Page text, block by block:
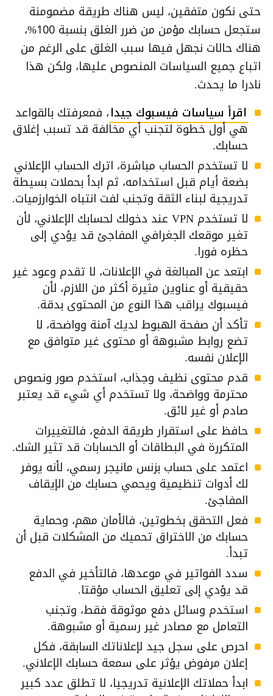
حتى نكون متفقين، ليس هناك طريقة مضمومنة
ستجعل حسابك مؤمن من ضرر الغلق بنسبة 100%،
هناك حالات نجهل فيها سبب الغلق على الرغم من
اتباع جميع السياسات المنصوص عليها، ولكن هذا
نادرا ما يحدث.
اقرأ سياسات فيسبوك جيدا، فمعرفتك بالقواعد
هي أول خطوة لتجنب أي مخالفة قد تسبب إغلاق
حسابك.
لا تستخدم الحساب مباشرة، اترك الحساب الإعلاني
بضعة أيام قبل استخدامه، ثم ابدأ بحملات بسيطة
تدريجية لبناء الثقة وتجنب لفت انتباه الخوارزميات.
لا تستخدم VPN عند دخولك لحسابك الإعلاني، لأن
تغير موقعك الجغرافي المفاجئ قد يؤدي إلى
حظره فورا.
ابتعد عن المبالغة في الإعلانات، لا تقدم وعود غير
حقيقية أو عناوين مثيرة أكثر من اللازم، لأن
فيسبوك يراقب هذا النوع من المحتوى بدقة.
تأكد أن صفحة الهبوط لديك آمنة وواضحة، لا
تضع روابط مشبوهة أو محتوى غير متوافق مع
الإعلان نفسه.
قدم محتوى نظيف وجذاب، استخدم صور ونصوص
محترمة وواضحة، ولا تستخدم أي شيء قد يعتبر
صادم أو غير لائق.
حافظ على استقرار طريقة الدفع، فالتغييرات
المتكررة في البطاقات أو الحسابات قد تثير الشك.
اعتمد على حساب بزنس مانيجر رسمي، لأنه يوفر
لك أدوات تنظيمية ويحمي حسابك من الإيقاف
المفاجئ.
فعل التحقق بخطوتين، فالأمان مهم، وحماية
حسابك من الاختراق تحميك من المشكلات قبل أن
تبدأ.
سدد الفواتير في موعدها، فالتأخير في الدفع
قد يؤدي إلى تعليق الحساب مؤقتا.
استخدم وسائل دفع موثوقة فقط، وتجنب
التعامل مع مصادر غير رسمية أو مشبوهة.
احرص على سجل جيد لإعلاناتك السابقة، فكل
إعلان مرفوض يؤثر على سمعة حسابك الإعلاني.
ابدأ حملاتك الإعلانية تدريجيا، لا تطلق عدد كبير